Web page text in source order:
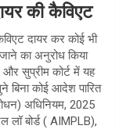
की कैविएट
दायर कर कोई भी
का अनुरोध किया
और सुप्रीम कोर्ट में यह
बिना कोई आदेश पारित
अधिनियम, 2025
लॉ बोर्ड ( AIMPLB),